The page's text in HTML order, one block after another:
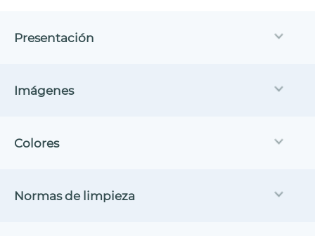
Presentación
Imágenes
Colores
Normas de limpieza